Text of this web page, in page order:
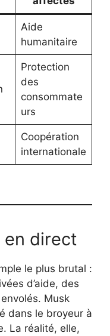
Aide
humanitaire
Protection
des
consommate
urs
Coopération
internationale
en direct
le plus brutal :
d’aide, des
Musk
dans le broyeur à
La réalité, elle,